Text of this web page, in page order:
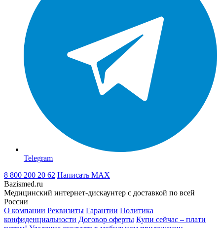
Telegram
8 800 200 20 62 Написать MAX
Bazismed.ru
Медицинский интернет-дискаунтер с доставкой по всей
России
О компании Реквизиты Гарантии Политика
конфиденциальности Договор оферты Купи сейчас – плати